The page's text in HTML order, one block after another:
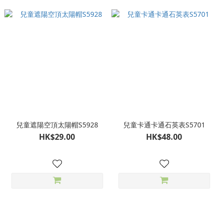
兒童遮陽空頂太陽帽S5928
HK$29.00
兒童卡通卡通石英表S5701
HK$48.00